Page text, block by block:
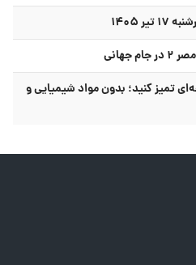
۱۴۰۵
را با این ترفند ۵ دقیقه‌ای تمیز کنید؛ بدون مواد شیمیایی و